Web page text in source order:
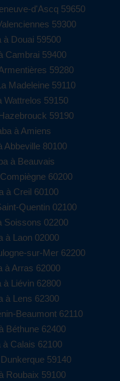
d'Ascq 59650
59300
à Douai 59500
Cambrai 59400
59280
Madeleine 59110
Wattrelos 59150
59190
à Amiens
Abbeville 80100
à Beauvais
60200
à Creil 60100
Quentin 02100
Soissons 02200
à Laon 02000
sur-Mer 62200
à Arras 62000
à Liévin 62800
à Lens 62300
Beaumont 62110
Béthune 62400
Calais 62100
59140
Roubaix 59100